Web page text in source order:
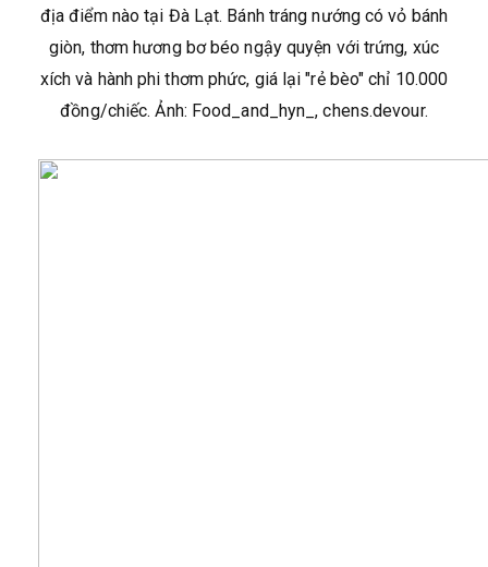
địa điểm nào tại Đà Lạt. Bánh tráng nướng có vỏ bánh
giòn, thơm hương bơ béo ngậy quyện với trứng, xúc
xích và hành phi thơm phức, giá lại "rẻ bèo" chỉ 10.000
đồng/chiếc. Ảnh: Food_and_hyn_, chens.devour.